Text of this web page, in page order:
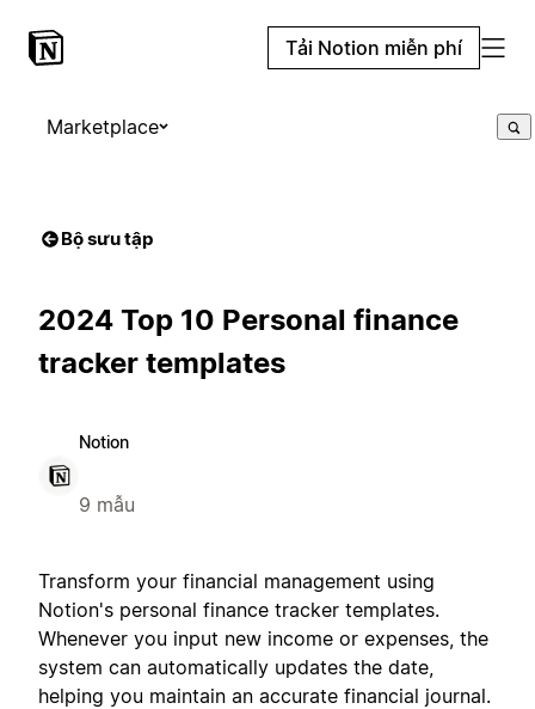
Tải Notion miễn phí
Marketplace
Bộ sưu tập
2024 Top 10 Personal finance
tracker templates
Notion
9 mẫu
Transform your financial management using
Notion's personal finance tracker templates.
Whenever you input new income or expenses, the
system can automatically updates the date,
helping you maintain an accurate financial journal.